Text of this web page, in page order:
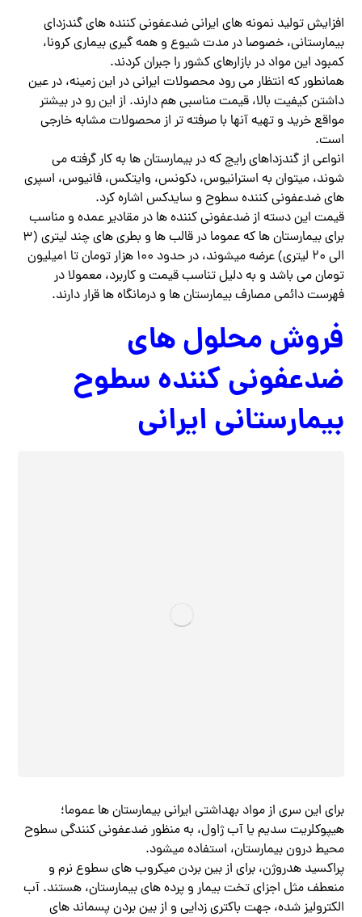
افزایش تولید نمونه های ایرانی ضدعفونی کننده های گندزدای
بیمارستانی، خصوصا در مدت شیوع و همه گیری بیماری کرونا،
کمبود این مواد در بازارهای کشور را جبران کردند.
همانطور که انتظار می رود محصولات ایرانی در این زمینه، در عین
داشتن کیفیت بالا، قیمت مناسبی هم دارند. از این رو در بیشتر
مواقع خرید و تهیه آنها با صرفته تر از محصولات مشابه خارجی
است.
انواعی از گندزداهای رایج که در بیمارستان ها به کار گرفته می
شوند، میتوان به استرانیوس، دکونس، وایتکس، فانیوس، اسپری
های ضدعفونی کننده سطوح و سایدکس اشاره کرد.
قیمت این دسته از ضدعفونی کننده ها در مقادیر عمده و مناسب
برای بیمارستان ها که عموما در قالب ها و بطری های چند لیتری (۳
الی ۲۰ لیتری) عرضه میشوند، در حدود ۱۰۰ هزار تومان تا ۱میلیون
تومان می باشد و به دلیل تناسب قیمت و کاربرد، معمولا در
فهرست دائمی مصارف بیمارستان ها و درمانگاه ها قرار دارند.
فروش محلول های
ضدعفونی کننده سطوح
بیمارستانی ایرانی
برای این سری از مواد بهداشتی ایرانی بیمارستان ها عموما؛
هیپوکلریت سدیم یا آب ژاول، به منظور ضدعفونی کنندگی سطوح
محیط درون بیمارستان، استفاده میشود.
پراکسید هدروژن، برای از بین بردن میکروب های سطوع نرم و
منعطف مثل اجزای تخت بیمار و پرده های بیمارستان، هستند. آب
الکترولیز شده، جهت باکتری زدایی و از بین بردن پسماند های